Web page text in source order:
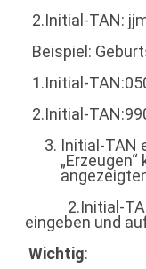
2.Initial-TAN:
Beispiel:
1.Initial-
2.Initial-
Initial-TAN
2.Initial-TAN
eingeben und
Wichtig: